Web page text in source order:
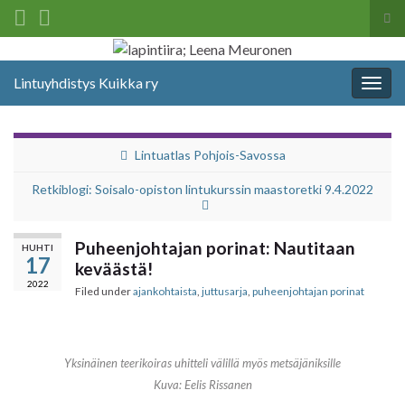
Search for:
Lintuyhdistys Kuikka ry
Lintuatlas Pohjois-Savossa
Retkiblogi: Soisalo-opiston lintukurssin maastoretki 9.4.2022
HUHTI
17
2022
Puheenjohtajan porinat: Nautitaan
keväästä!
Filed underajankohtaista juttusarja puheenjohtajan porinat
Yksinäinen teerikoiras uhitteli välillä myös metsäjäniksille
Kuva: Eelis Rissanen